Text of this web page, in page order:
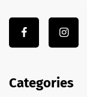
Categories